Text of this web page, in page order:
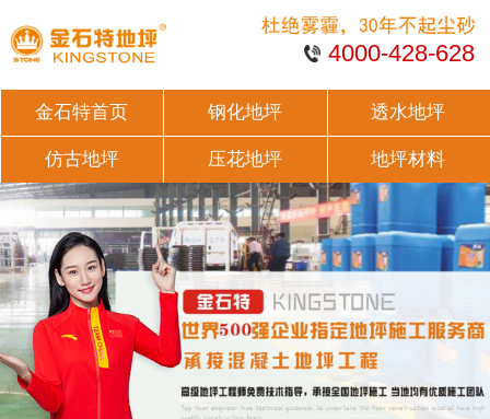
4000-428-628
金石特首页 钢化地坪 透水地坪
仿古地坪 压花地坪 地坪材料